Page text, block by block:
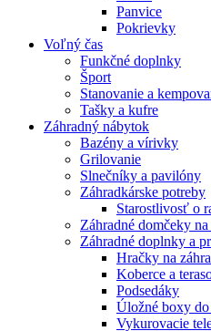
Panvice
Pokrievky
Voľný čas
Funkčné doplnky
Šport
Stanovanie a
Tašky a kufre
Záhradný nábytok
Bazény a vírivky
Grilovanie
Slnečníky a pavilóny
Záhradkárske potreby
Starostlivosť o
Záhradné domčeky
Záhradné doplnky a
Hračky na
Koberce a
Podsedáky
Úložné boxy
Vykurovacie